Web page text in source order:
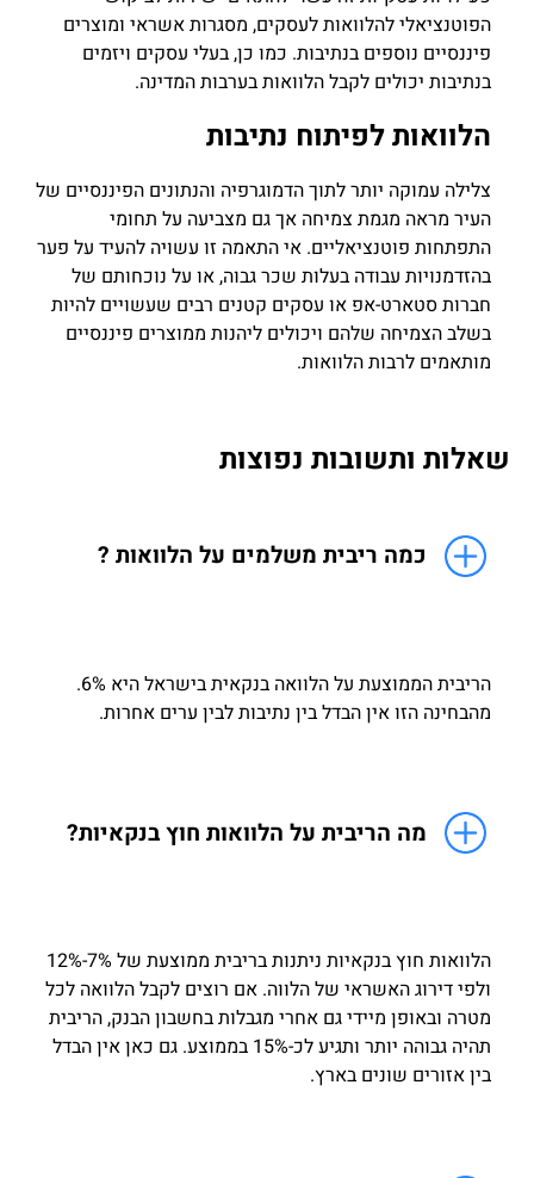
הפוטנציאלי להלוואות לעסקים, מסגרות אשראי ומוצרים
פיננסיים נוספים בנתיבות. כמו כן, בעלי עסקים ויזמים
בנתיבות יכולים לקבל הלוואות בערבות המדינה.
הלוואות לפיתוח נתיבות
צלילה עמוקה יותר לתוך הדמוגרפיה והנתונים הפיננסיים של
העיר מראה מגמת צמיחה אך גם מצביעה על תחומי
התפתחות פוטנציאליים. אי התאמה זו עשויה להעיד על פער
בהזדמנויות עבודה בעלות שכר גבוה, או על נוכחותם של
חברות סטארט-אפ או עסקים קטנים רבים שעשויים להיות
בשלב הצמיחה שלהם ויכולים ליהנות ממוצרים פיננסיים
מותאמים לרבות הלוואות.
שאלות ותשובות נפוצות
כמה ריבית משלמים על הלוואות ?
הריבית הממוצעת על הלוואה בנקאית בישראל היא 6%.
מהבחינה הזו אין הבדל בין נתיבות לבין ערים אחרות.
מה הריבית על הלוואות חוץ בנקאיות?
הלוואות חוץ בנקאיות ניתנות בריבית ממוצעת של 7%-12%
ולפי דירוג האשראי של הלווה. אם רוצים לקבל הלוואה לכל
מטרה ובאופן מיידי גם אחרי מגבלות בחשבון הבנק, הריבית
תהיה גבוהה יותר ותגיע לכ-15% בממוצע. גם כאן אין הבדל
בין אזורים שונים בארץ.